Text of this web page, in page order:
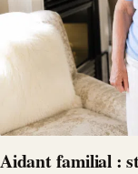
Aidant familial :